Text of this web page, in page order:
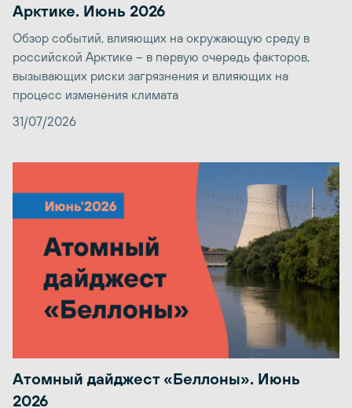
Арктике. Июнь 2026
Обзор событий, влияющих на окружающую среду в
российской Арктике – в первую очередь факторов,
вызывающих риски загрязнения и влияющих на
процесс изменения климата
31/07/2026
Атомный дайджест «Беллоны». Июнь
2026